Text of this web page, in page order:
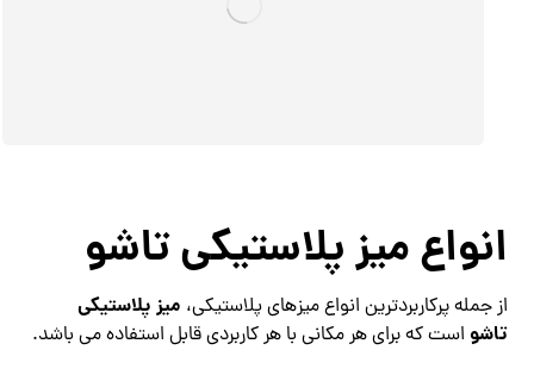
انواع میز پلاستیکی تاشو
از جمله پرکاربردترین انواع میزهای پلاستیکی، میز پلاستیکی
تاشو است که برای هر مکانی با هر کاربردی قابل استفاده می باشد.